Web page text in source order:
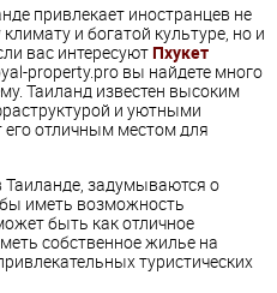
привлекает иностранцев не
и богатой культуре, но и
вас интересуютПхукет
property.pro вы найдете много
Таиланд известен высоким
и уютными
отличным местом для
задумываются о
иметь возможность
быть как отличное
собственное жилье на
туристических